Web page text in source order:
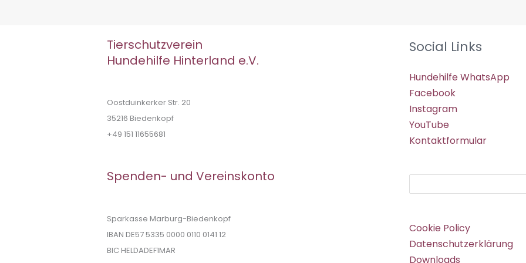
Tierschutzverein
Hundehilfe Hinterland e.V.
Oostduinkerker Str. 20
35216 Biedenkopf
+49 151 11655681
Spenden- und Vereinskonto
Sparkasse Marburg-Biedenkopf
IBAN DE57 5335 0000 0110 0141 12
BIC HELDADEF1MAR
Social Links
Hundehilfe WhatsApp
Facebook
Instagram
YouTube
Kontaktformular
Cookie Policy
Datenschutzerklärung
Downloads